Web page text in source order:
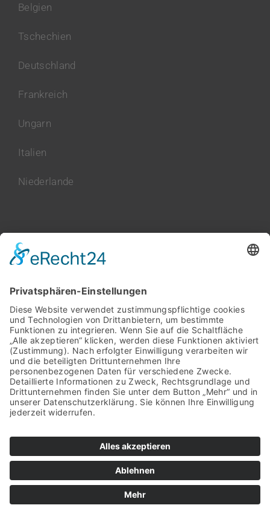
Belgien
Tschechien
Deutschland
Frankreich
Ungarn
Italien
Niederlande
Polen
Rumänien
Serbien
Slowakei
Spanien
Vereinigtes Königreich
Whistleblower-System